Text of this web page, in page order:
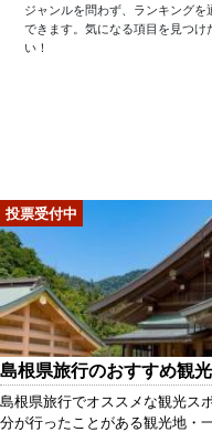
ジャンルを問わず、ランキング
できます。気になる項目を見つ
い！
島根県旅行のおすすめ観
島根県旅行でオススメな観光ス
分が行ったことがある観光地・